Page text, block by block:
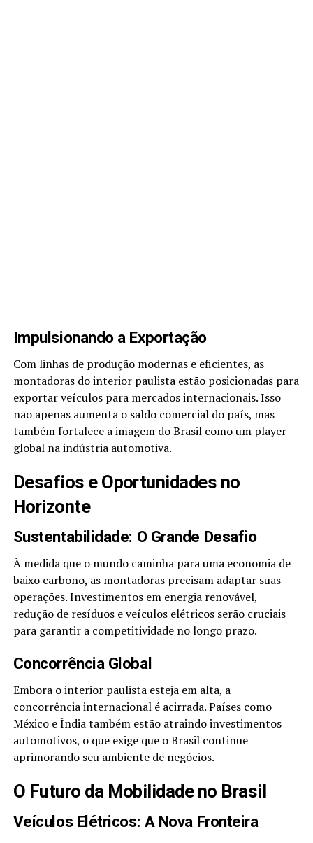
Impulsionando a Exportação
Com linhas de produção modernas e eficientes, as
montadoras do interior paulista estão posicionadas para
exportar veículos para mercados internacionais. Isso
não apenas aumenta o saldo comercial do país, mas
também fortalece a imagem do Brasil como um player
global na indústria automotiva.
Desafios e Oportunidades no
Horizonte
Sustentabilidade: O Grande Desafio
À medida que o mundo caminha para uma economia de
baixo carbono, as montadoras precisam adaptar suas
operações. Investimentos em energia renovável,
redução de resíduos e veículos elétricos serão cruciais
para garantir a competitividade no longo prazo.
Concorrência Global
Embora o interior paulista esteja em alta, a
concorrência internacional é acirrada. Países como
México e Índia também estão atraindo investimentos
automotivos, o que exige que o Brasil continue
aprimorando seu ambiente de negócios.
O Futuro da Mobilidade no Brasil
Veículos Elétricos: A Nova Fronteira